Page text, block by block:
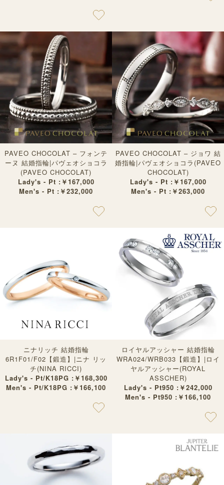
PAVEO CHOCOLAT – フォンテ
ーヌ 結婚指輪|パヴェオショコラ
(PAVEO CHOCOLAT)
Lady's - Pt :￥167,000
Men's - Pt :￥232,000
PAVEO CHOCOLAT – ジョワ 結
婚指輪|パヴェオショコラ(PAVEO
CHOCOLAT)
Lady's - Pt :￥167,000
Men's - Pt :￥263,000
ニナリッチ 結婚指輪
6R1F01/F02【鍛造】|ニナ リッ
チ(NINA RICCI)
Lady's - Pt/K18PG :￥168,300
Men's - Pt/K18PG :￥166,100
ロイヤルアッシャー 結婚指輪
WRA024/WRB033【鍛造】|ロイ
ヤルアッシャー(ROYAL
ASSCHER)
Lady's - Pt950 :￥242,000
Men's - Pt950 :￥166,100